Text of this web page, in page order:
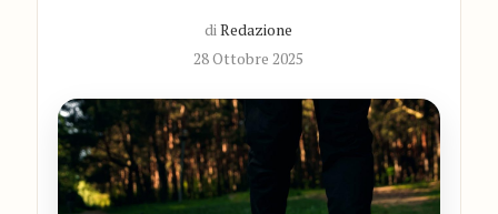
diRedazione
28 Ottobre 2025